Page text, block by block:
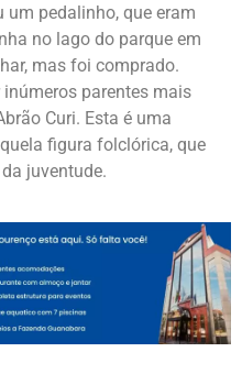
um pedalinho, que eram
no lago do parque em
mas foi comprado.
parentes mais
Curi. Esta é uma
figura folclórica, que
juventude.